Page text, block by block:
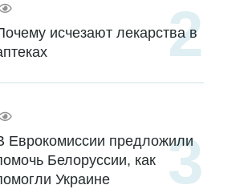
исчезают лекарства в
Еврокомиссии предложили
Белоруссии, как
Украине